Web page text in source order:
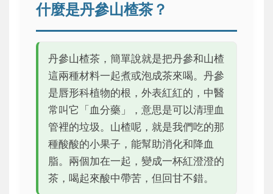
什麼是丹參山楂茶？
丹參山楂茶，簡單說就是把丹參和山楂
這兩種材料一起煮或泡成茶來喝。丹參
是唇形科植物的根，外表紅紅的，中醫
常叫它「血分藥」，意思是可以清理血
管裡的垃圾。山楂呢，就是我們吃的那
種酸酸的小果子，能幫助消化和降血
脂。兩個加在一起，變成一杯紅澄澄的
茶，喝起來酸中帶苦，但回甘不錯。